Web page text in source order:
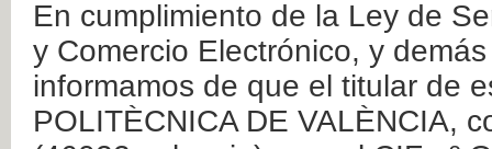
En cumplimiento de la Ley de
y Comercio Electrónico, y
informamos de que el titular de
POLITÈCNICA DE VALÈNCIA,